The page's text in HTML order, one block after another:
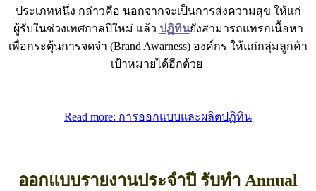
ประเภทหนึ่ง กล่าวคือ นอกจากจะเป็นการส่งความสุข ให้แก่
ผู้รับในช่วงเทศกาลปีใหม่ แล้ว ปฏิทินยังสามารถแทรกเนื้อหา
เพื่อกระตุ้นการจดจำ (Brand Awarness) องค์กร ให้แก่กลุ่มลูกค้า
เป้าหมายได้อีกด้วย
Read more: การออกแบบและผลิตปฏิทิน
ออกแบบรายงานประจำปี รับทำ Annual